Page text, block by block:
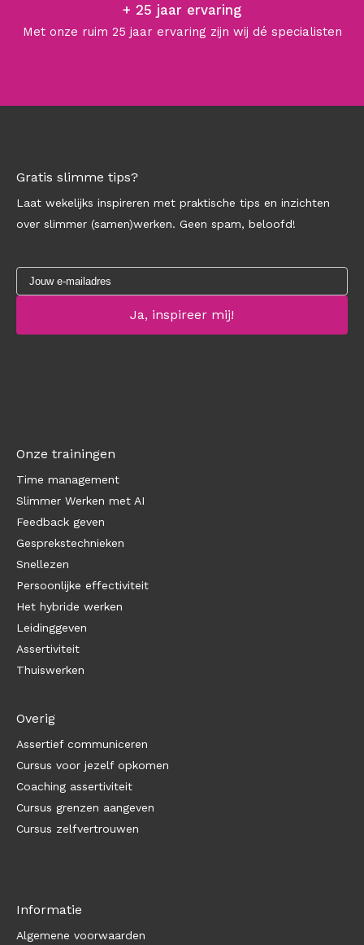
+ 25 jaar ervaring
Met onze ruim 25 jaar ervaring zijn wij dé specialisten
Gratis slimme tips?
Laat wekelijks inspireren met praktische tips en inzichten
over slimmer (samen)werken. Geen spam, beloofd!
Onze trainingen
Time management
Slimmer Werken met AI
Feedback geven
Gesprekstechnieken
Snellezen
Persoonlijke effectiviteit
Het hybride werken
Leidinggeven
Assertiviteit
Thuiswerken
Overig
Assertief communiceren
Cursus voor jezelf opkomen
Coaching assertiviteit
Cursus grenzen aangeven
Cursus zelfvertrouwen
Informatie
Algemene voorwaarden